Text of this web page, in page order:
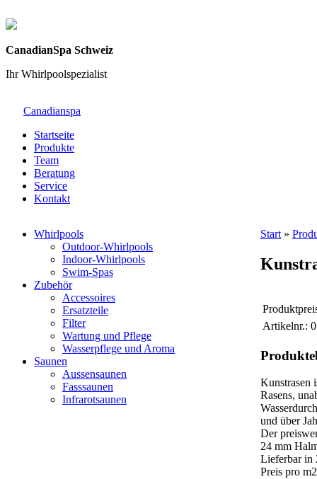
CanadianSpa Schweiz
Ihr Whirlpoolspezialist
Canadianspa
Startseite
Produkte
Team
Beratung
Service
Kontakt
Start »
Artikelnr.:
Kunstrasen
Rasens,
und über
Der
24 mm
Lieferbar in
Preis pro
Whirlpools
Outdoor-Whirlpools
Indoor-Whirlpools
Swim-Spas
Zubehör
Accessoires
Ersatzteile
Filter
Wartung und Pflege
Wasserpflege und Aroma
Saunen
Aussensaunen
Fasssaunen
Infrarotsaunen